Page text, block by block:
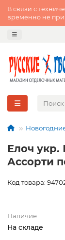
В связи с
временно не
Елоч
Ассорти
Код товара:
Наличие
На складе